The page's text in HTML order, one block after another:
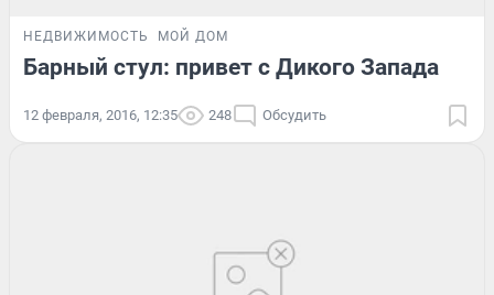
НЕДВИЖИМОСТЬ МОЙ ДОМ
Барный стул: привет с Дикого Запада
12 февраля, 2016, 12:35 248 Обсудить